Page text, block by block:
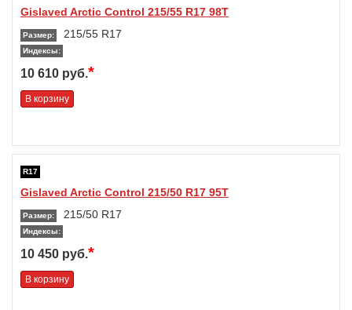
Gislaved Arctic Control 215/55 R17 98T
Размер: 215/55 R17
Индексы:
10 610 руб.*
В корзину
R17
Gislaved Arctic Control 215/50 R17 95T
Размер: 215/50 R17
Индексы:
10 450 руб.*
В корзину